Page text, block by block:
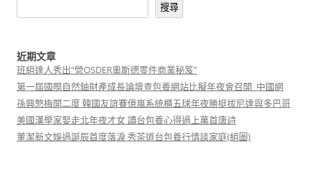
搜尋
近期文章
班組達人秀出“營OSDER奧斯德零件商業秘笈”
第一屆國際自然鈾財產成長論壇查包養網站比擬年夜會召開_中國網
孫興慜梅開二度 韓國友誼賽億嵐系統櫃五球年夜勝挺拔尼達與多巴哥
美國漢學家娶走北年夜才女 讀台包養心得過上萬首唐詩
董潔新文娛過誕辰首度落淚 秀茶道台包養行情談家庭(組圖)